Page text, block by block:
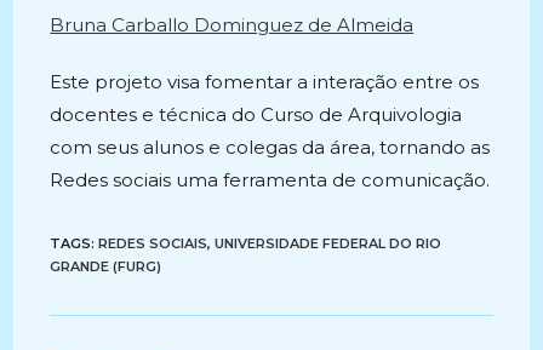
Bruna Carballo Dominguez de Almeida
Este projeto visa fomentar a interação entre os
docentes e técnica do Curso de Arquivologia
com seus alunos e colegas da área, tornando as
Redes sociais uma ferramenta de comunicação.
TAGS:REDES SOCIAIS, UNIVERSIDADE FEDERAL DO RIO
GRANDE (FURG)